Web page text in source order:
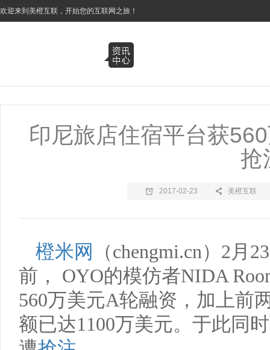
欢迎来到美橙互联，开始您的互联网之旅！
印尼旅店住宿平台获
抢
2017-02-23 美橙互联
橙米网 （chengmi.cn） 2月 23
前，
OYO的模仿者NIDA
560万美元A轮融资，加上前
额已达1100万美元。于此同